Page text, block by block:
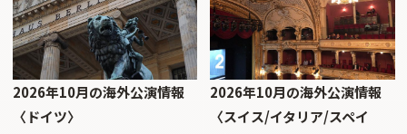
2026年10月の海外公演情報
〈ドイツ〉
2026年10月の海外公演情報
〈スイス/イタリア/スペイ